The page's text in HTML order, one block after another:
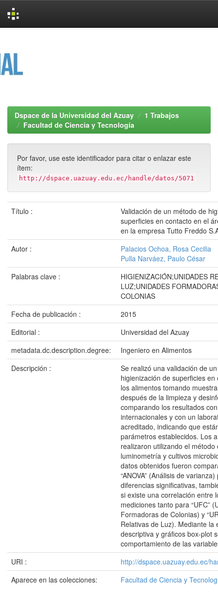
Dspace de la Universidad del Azuay
1 Trabajos
Facultad de Ciencia y Tecnología
Por favor, use este identificador para citar o enlazar este
ítem:
http://dspace.uazuay.edu.ec/handle/datos/5071
Título :
Validación de un método de
superficies en contacto en el
en la empresa Tutto Freddo
Autor :
Palacios Ochoa, Rosa Cecilia
Pulla Narváez, Paulo César
Palabras clave :
HIGIENIZACIÓN;UNIDADES
LUZ;UNIDADES
COLONIAS
Fecha de publicación :
2015
Editorial :
Universidad del Azuay
metadata.dc.description.degree:
Ingeniero en Alimentos
Descripción :
Se realizó una validación de
higienización de superficies en
los alimentos tomando
después de la limpieza y
comparando los resultados
internacionales y con un
acreditado, indicando que
parámetros establecidos. Los
realizaron utilizando el método
luminometría y cultivos
datos obtenidos fueron
“ANOVA” (Análisis de
diferencias significativas,
si existe una correlación entre
mediciones tanto para “UFC”
Formadoras de Colonias) y
Relativas de Luz). Mediante la
descriptiva y gráficos box-plot
comportamiento de las
URI :
http://dspace.uazuay.edu.ec/
Aparece en las colecciones:
Facultad de Ciencia y